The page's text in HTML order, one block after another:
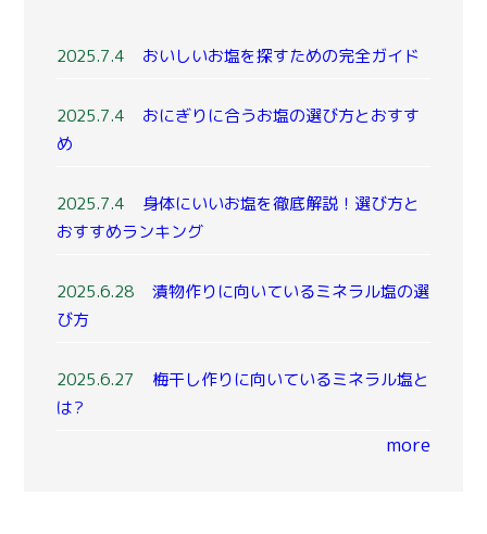
2025.7.4 おいしいお塩を探すための完全ガイド
2025.7.4
おにぎりに合うお塩の選び方とおすす
め
2025.7.4
身体にいいお塩を徹底解説！選び方と
おすすめランキング
2025.6.28
漬物作りに向いているミネラル塩の選
び方
2025.6.27
梅干し作りに向いているミネラル塩と
は?
more